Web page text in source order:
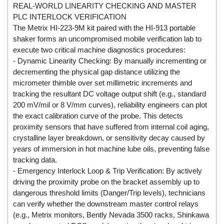
EMC PARTNER
EMCSOSIN
Emerson/Vertiv
EMG
Emotron
ENCEL Vietnam
Endress+Hauser
Enensys Vietnam
Enerdoor
Enerpac
ENERSYS
Enolgas
Envada
Environmental Compliance Products
REAL-WORLD LINEARITY CHECKING AND MASTER
PLC INTERLOCK VERIFICATION
The Metrix HI-223-9M kit paired with the HI-913 portable
shaker forms an uncompromised mobile verification lab to
execute two critical machine diagnostics procedures:
- Dynamic Linearity Checking: By manually incrementing or
decrementing the physical gap distance utilizing the
micrometer thimble over set millimetric increments and
tracking the resultant DC voltage output shift (e.g., standard
200 mV/mil or 8 V/mm curves), reliability engineers can plot
the exact calibration curve of the probe. This detects
proximity sensors that have suffered from internal coil aging,
crystalline layer breakdown, or sensitivity decay caused by
years of immersion in hot machine lube oils, preventing false
tracking data.
- Emergency Interlock Loop & Trip Verification: By actively
driving the proximity probe on the bracket assembly up to
dangerous threshold limits (Danger/Trip levels), technicians
can verify whether the downstream master control relays
(e.g., Metrix monitors, Bently Nevada 3500 racks, Shinkawa